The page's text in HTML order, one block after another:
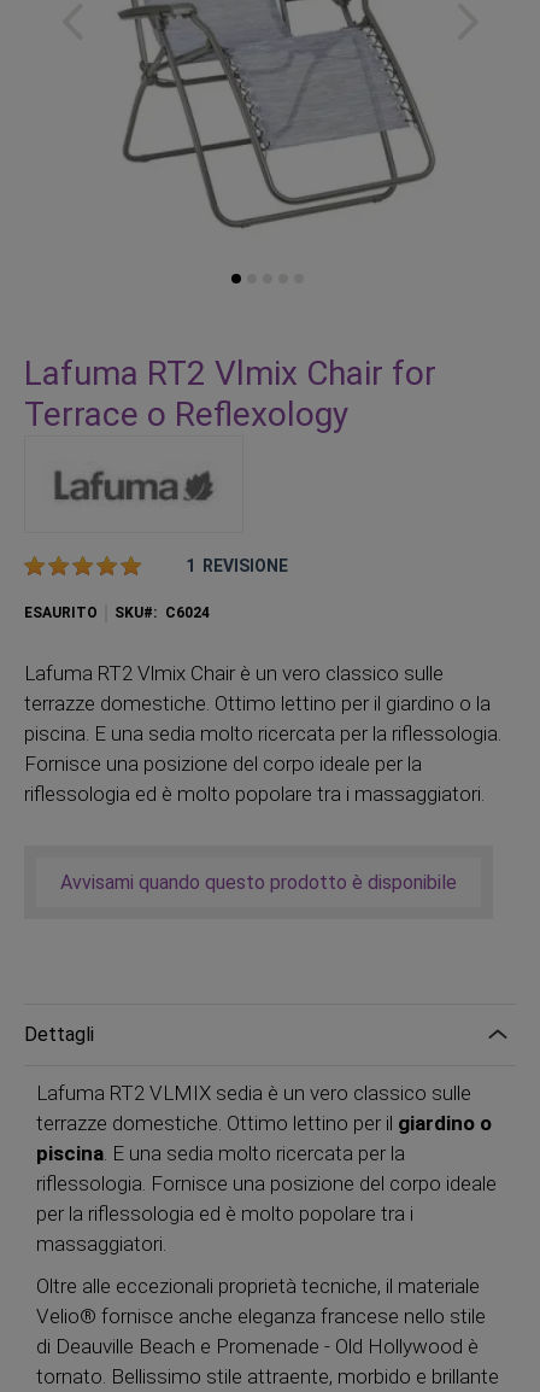
all'inizio
della
galleria
immagini
Lafuma RT2 Vlmix Chair for
Terrace o Reflexology
Valutazione: 1 REVISIONE
ESAURITO SKU C6024
Lafuma RT2 Vlmix Chair è un vero classico sulle
terrazze domestiche. Ottimo lettino per il giardino o la
piscina. E una sedia molto ricercata per la riflessologia.
Fornisce una posizione del corpo ideale per la
riflessologia ed è molto popolare tra i massaggiatori.
Avvisami quando questo prodotto è disponibile
Dettagli
Lafuma RT2 VLMIX sedia è un vero classico sulle
terrazze domestiche. Ottimo lettino per il giardino o
piscina . E una sedia molto ricercata per la
riflessologia. Fornisce una posizione del corpo ideale
per la riflessologia ed è molto popolare tra i
massaggiatori.
Oltre alle eccezionali proprietà tecniche, il materiale
Velio® fornisce anche eleganza francese nello stile
di Deauville Beach e Promenade - Old Hollywood è
tornato. Bellissimo stile attraente, morbido e brillante